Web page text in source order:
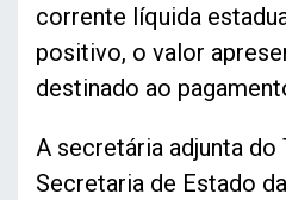
corrente líquida
positivo, o valor
destinado ao
A secretária adjunta do
Secretaria de Estado